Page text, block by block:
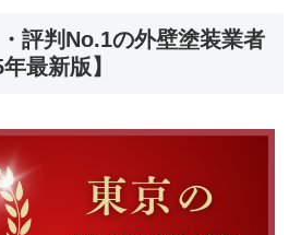
評判No.1の外壁塗装業者
最新版】